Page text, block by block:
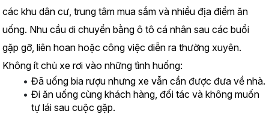
các khu dân cư, trung tâm mua sắm và nhiều địa điểm ăn
uống. Nhu cầu di chuyển bằng ô tô cá nhân sau các buổi
gặp gỡ, liên hoan hoặc công việc diễn ra thường xuyên.
Không ít chủ xe rơi vào những tình huống:
Đã uống bia rượu nhưng xe vẫn cần được đưa về nhà.
Đi ăn uống cùng khách hàng, đối tác và không muốn
tự lái sau cuộc gặp.